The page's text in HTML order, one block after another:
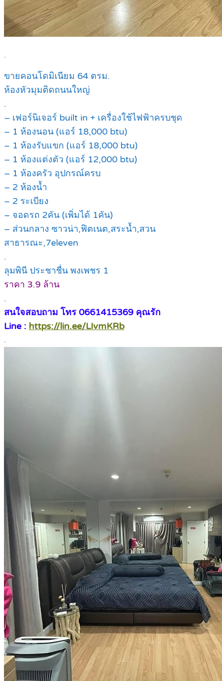
.
ขายคอนโดมิเนียม 64 ตรม.
ห้องหัวมุมติดถนนใหญ่
.
– เฟอร์นิเจอร์ built in + เครื่องใช้ไฟฟ้าครบชุด
– 1 ห้องนอน (แอร์ 18,000 btu)
– 1 ห้องรับแขก (แอร์ 18,000 btu)
– 1 ห้องแต่งตัว (แอร์ 12,000 btu)
– 1 ห้องครัว อุปกรณ์ครบ
– 2 ห้องน้ำ
– 2 ระเบียง
– จอดรถ 2คัน (เพิ่มได้ 1คัน)
– ส่วนกลาง ซาวน่า,ฟิตเนต,สระน้ำ,สวน
สาธารณะ,7eleven
.
ลุมพินี ประชาชื่น พงเพชร 1
ราคา 3.9 ล้าน
.
สนใจสอบถาม โทร 0661415369 คุณรัก
Line : https://lin.ee/LIvmKRb
.